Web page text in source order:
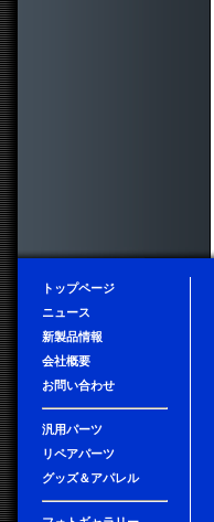
トップページ
ニュース
新製品情報
会社概要
お問い合わせ
汎用パーツ
リペアパーツ
グッズ＆アパレル